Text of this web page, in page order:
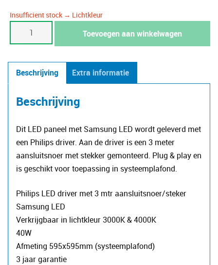
Insufficient stock → Lichtkleur
Philips
aantal
Toevoegen aan winkelwagen
Beschrijving Extra informatie
Beschrijving
Dit LED paneel met Samsung LED wordt geleverd met
een Philips driver. Aan de driver is een 3 meter
aansluitsnoer met stekker gemonteerd. Plug & play en
is geschikt voor toepassing in systeemplafond.
Philips LED driver met 3 mtr aansluitsnoer/steker
Samsung LED
Verkrijgbaar in lichtkleur 3000K & 4000K
40W
Afmeting 595x595mm (systeemplafond)
3 jaar garantie